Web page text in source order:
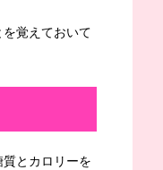
覚えておいて
とカロリーを